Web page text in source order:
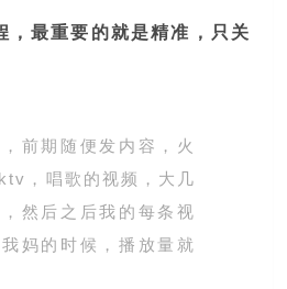
，最重要的就是精准，只关
前期随便发内容，火
，唱歌的视频，大几
然后之后我的每条视
妈的时候，播放量就